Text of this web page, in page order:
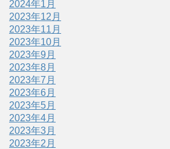
2024年1月
2023年12月
2023年11月
2023年10月
2023年9月
2023年8月
2023年7月
2023年6月
2023年5月
2023年4月
2023年3月
2023年2月